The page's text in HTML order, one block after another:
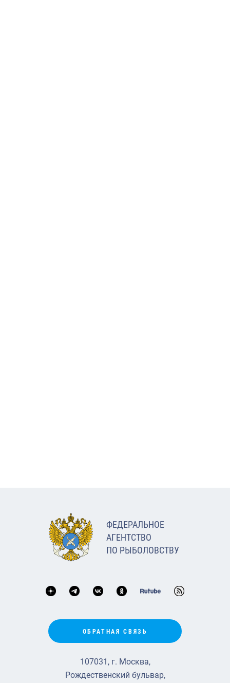
ФЕДЕРАЛЬНОЕ
АГЕНТСТВО
ПО РЫБОЛОВСТВУ
ОБРАТНАЯ СВЯЗЬ
107031, г. Москва,
Рождественский бульвар,